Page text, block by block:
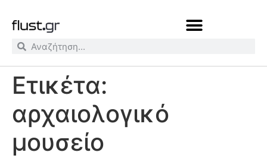
Ετικέτα:
αρχαιολογικό
μουσείο